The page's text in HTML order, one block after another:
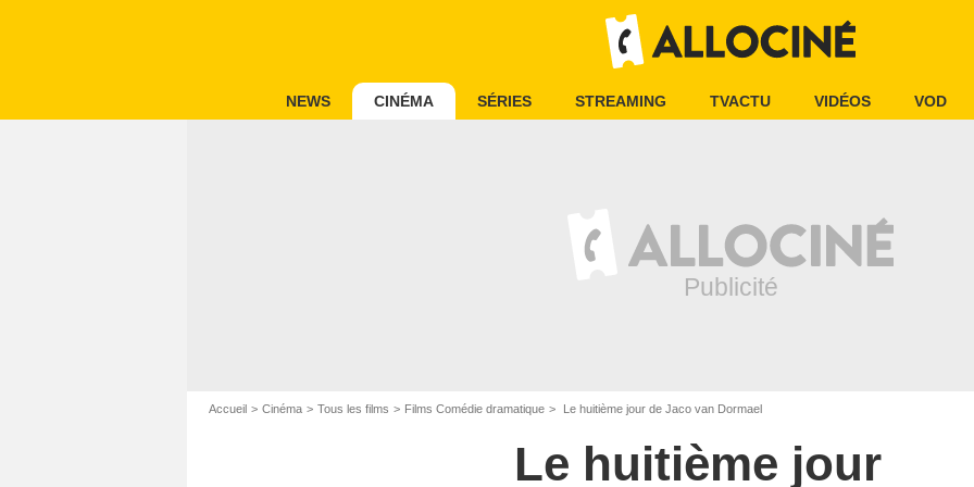
NEWS CINÉMA SÉRIES STREAMING TVACTU VIDÉOS VOD
Accueil Cinéma Tous les films Films Comédie dramatique Le huitième jour de Jaco van Dormael
Le huitième jour